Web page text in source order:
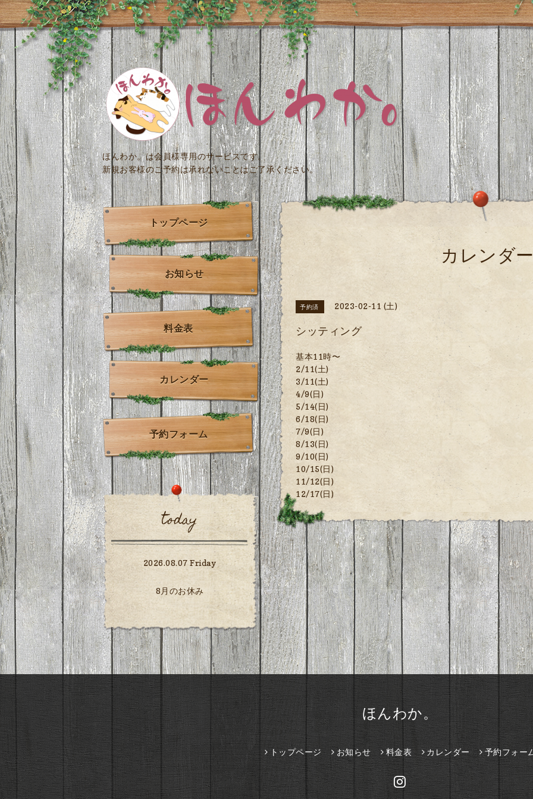
ほんわか。は会員様専用のサービスです。
新規お客様のご予約は承れないことはご了承ください。
カレンダ
予約済 2023-02-11 (土)
シッティング
基本11時〜
2/11(土)
3/11(土)
4/9(日)
5/14(日)
6/18(日)
7/9(日)
8/13(日)
9/10(日)
10/15(日)
11/12(日)
12/17(日)
トップページ
お知らせ
料金表
カレンダー
予約フォーム
today
2026.08.07 Friday
8月のお休み
ほんわか。
トップページ お知らせ 料金表 カレンダー 予約フォー